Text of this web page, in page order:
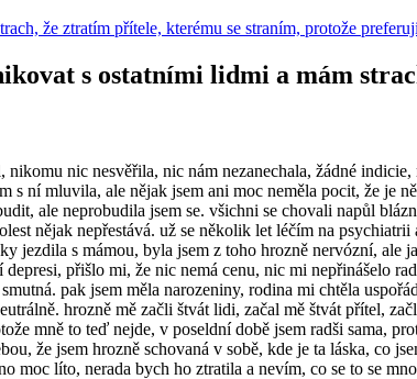
že ztratím přítele, kterému se straním, protože
s ostatními lidmi a mám
nic nesvěřila, nic nám nezanechala, žádné indicie,
ní mluvila, ale nějak jsem ani moc neměla pocit, že je
ale neprobudila jsem se. všichni se chovali napůl
nějak nepřestává. už se několik let léčím na
jezdila s mámou, byla jsem z toho hrozně nervózní, ale
přišlo mi, že nic nemá cenu, nic mi nepřinášelo
pak jsem měla narozeniny, rodina mi chtěla
hrozně mě začli štvát lidi, začal mě štvát přítel,
mně to teď nejde, v poseldní době jsem radši sama,
že jsem hrozně schovaná v sobě, kde je ta láska, co
moc líto, nerada bych ho ztratila a nevím, co se to se